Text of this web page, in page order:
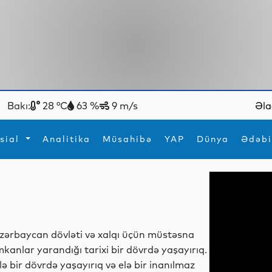
Bakı: 28 °C 63 % 9 m/s
Analitika Müsahibə YAP Dünya
dövləti və xalqı üçün müstəsna
yarandığı tarixi bir dövrdə yaşayırıq.
bir dövrdə yaşayırıq və elə bir inanılmaz